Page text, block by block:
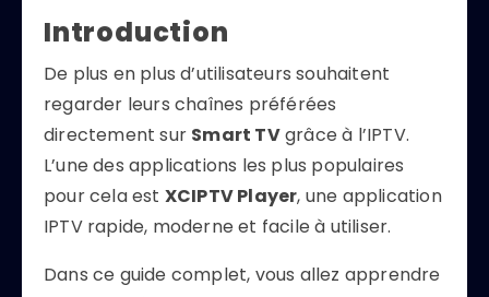
Introduction
De plus en plus d’utilisateurs souhaitent
regarder leurs chaînes préférées
directement sur Smart TVgrâce à l’IPTV.
L’une des applications les plus populaires
pour cela est XCIPTV Player, une application
IPTV rapide, moderne et facile à utiliser.
Dans ce guide complet, vous allez apprendre